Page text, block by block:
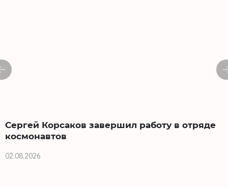
Сергей Корсаков завершил работу в отряде
космонавтов
02.08.2026